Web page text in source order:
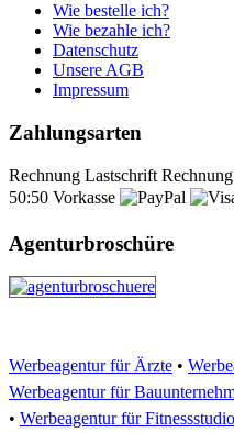
Wie bestelle ich?
Wie bezahle ich?
Datenschutz
Unsere AGB
Impressum
Zahlungsarten
Rechnung Lastschrift Rechnung
50:50 Vorkasse
Agenturbroschüre
Werbeagentur für Ärzte •
Werbeagentur für
• Werbeagentur für